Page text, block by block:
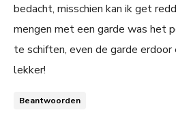
bedacht, misschien kan ik get
mengen met een garde was het
te schiften, even de garde
lekker!
Beantwoorden